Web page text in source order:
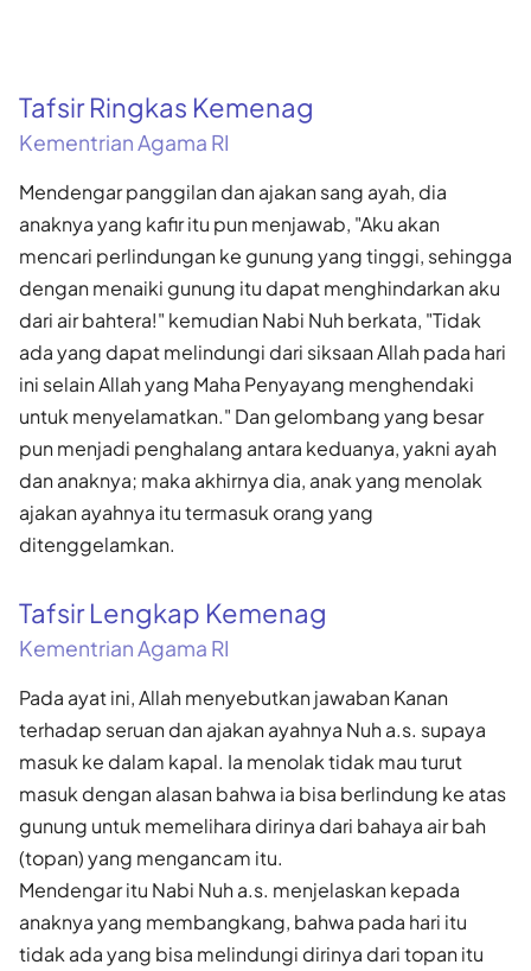
Tafsir Ringkas Kemenag
Kementrian Agama RI
Mendengar panggilan dan ajakan sang ayah, dia
anaknya yang kafir itu pun menjawab, "Aku akan
mencari perlindungan ke gunung yang tinggi, sehingga
dengan menaiki gunung itu dapat menghindarkan aku
dari air bahtera!" kemudian Nabi Nuh berkata, "Tidak
ada yang dapat melindungi dari siksaan Allah pada hari
ini selain Allah yang Maha Penyayang menghendaki
untuk menyelamatkan." Dan gelombang yang besar
pun menjadi penghalang antara keduanya, yakni ayah
dan anaknya; maka akhirnya dia, anak yang menolak
ajakan ayahnya itu termasuk orang yang
ditenggelamkan.
Tafsir Lengkap Kemenag
Kementrian Agama RI
Pada ayat ini, Allah menyebutkan jawaban Kanan
terhadap seruan dan ajakan ayahnya Nuh a.s. supaya
masuk ke dalam kapal. Ia menolak tidak mau turut
masuk dengan alasan bahwa ia bisa berlindung ke atas
gunung untuk memelihara dirinya dari bahaya air bah
(topan) yang mengancam itu.
Mendengar itu Nabi Nuh a.s. menjelaskan kepada
anaknya yang membangkang, bahwa pada hari itu
tidak ada yang bisa melindungi dirinya dari topan itu